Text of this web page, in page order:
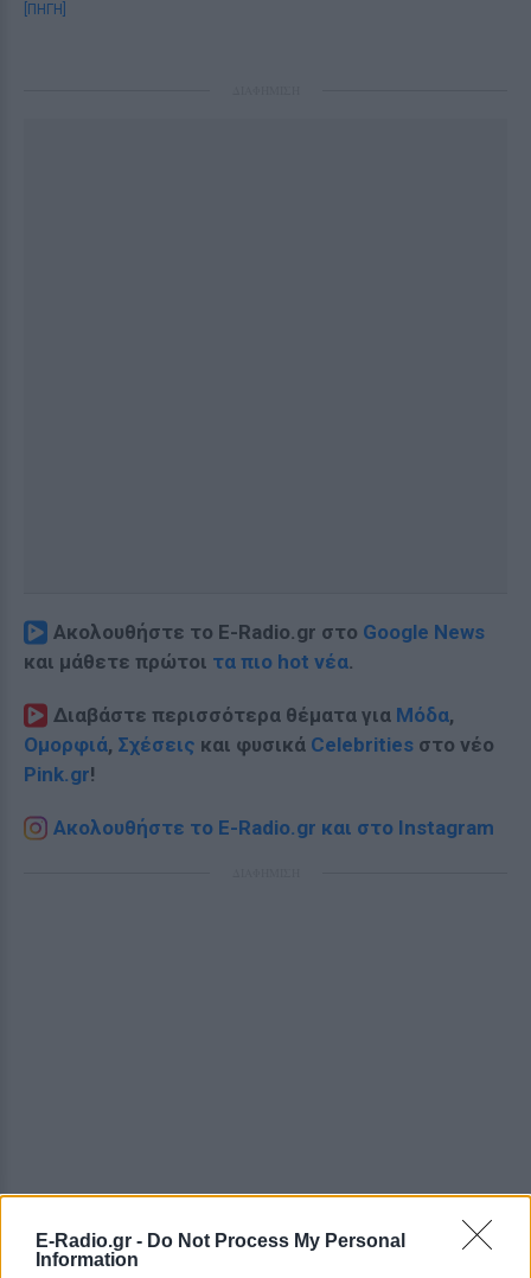
E-Radio.gr - Do Not Process My Personal
Information
[ΠΗΓΗ]
Ακολουθήστε το E-Radio.gr στο Google News
και μάθετε πρώτοι τα πιο hot νέα.
Διαβάστε περισσότερα θέματα για Μόδα,
Ομορφιά, Σχέσεις και φυσικά Celebrities στο νέο
Pink.gr!
Ακολουθήστε το E-Radio.gr και στο Instagram